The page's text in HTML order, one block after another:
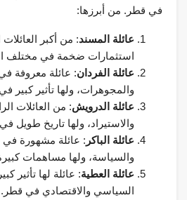
في قطر. من أبرزها:
عائلة المسند: من أكبر
استثمارات ضخمة في مختلف
عائلة الفردان: عائلة معروفة
والمجوهرات، ولها تأثير كبير
عائلة الدرويش: من العائلات
والاستيراد، ولها تاريخ طويل
عائلة الباكر : عائلة مشهورة في
والسياسة، ولها مساهمات
عائلة العطية: عائلة لها تأثير
السياسي والاقتصادي في قطر.